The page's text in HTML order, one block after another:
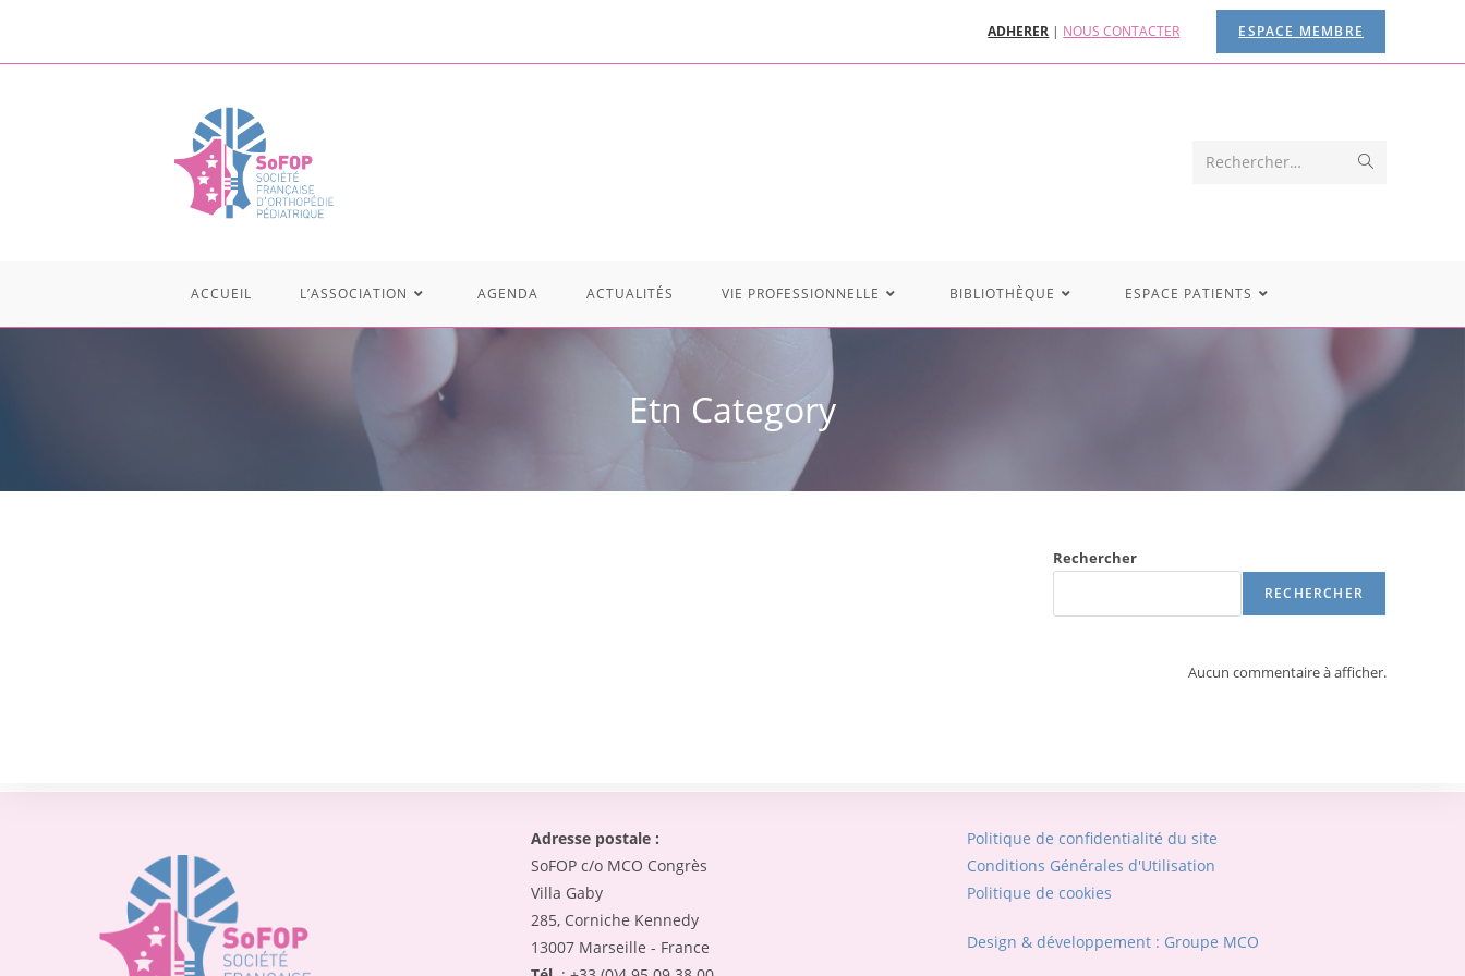
ADHERER | NOUS CONTACTER ESPACE MEMBRE
Rechercher…
ACCUEIL L’ASSOCIATION AGENDA ACTUALITÉS VIE PROFESSIONNELLE BIBLIOTHÈQUE ESPACE PATIENTS
Etn Category
Rechercher
RECHERCHER
Aucun commentaire à afficher.
Adresse postale :
SoFOP c/o MCO Congrès
Villa Gaby
285, Corniche Kennedy
13007 Marseille - France
Politique de confidentialité du site
Conditions Générales d'Utilisation
Politique de cookies
Design & développement : Groupe MCO